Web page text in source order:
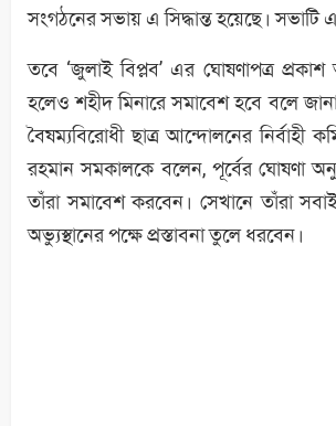
সংগঠনের সভায় এ সিদ্ধান্ত হয়েছে।
তবে ‘জুলাই বিপ্লব’ এর ঘোষণাপত্র প্রকাশ
হলেও শহীদ মিনারে সমাবেশ হবে বলে
বৈষম্যবিরোধী ছাত্র আন্দোলনের নির্বাহী
রহমান সমকালকে বলেন, পূর্বের ঘোষণা
তাঁরা সমাবেশ করবেন। সেখানে তাঁরা
অভ্যুস্থানের পক্ষে প্রস্তাবনা তুলে ধরবেন।